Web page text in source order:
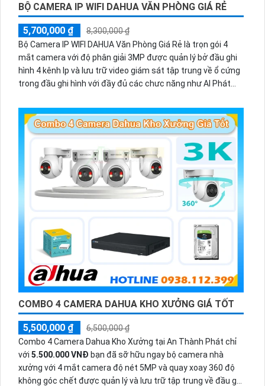
BỘ CAMERA IP WIFI DAHUA VĂN PHÒNG GIÁ RẺ
5,700,000 ₫
8,300,000 ₫
Bộ Camera IP WIFI DAHUA Văn Phòng Giá Rẻ là trọn gói 4
mắt camera với độ phân giải 3MP được quản lý bở đầu ghi
hình 4 kênh Ip và lưu trữ video giám sát tập trung về ổ cứng
trong đầu ghi hình với đầy đủ các chưc năng như AI Phát
có màu vào ban đêm
COMBO 4 CAMERA DAHUA KHO XƯỞNG GIÁ TỐT
5,500,000 ₫
6,500,000 ₫
Combo 4 Camera Dahua Kho Xưởng tại An Thành Phát chỉ
với 5.500.000 VNĐ bạn đã sỡ hữu ngay bộ camera nhà
xưởng với 4 mắt camera độ nét 5MP và quay xoay 360 độ
không góc chết được quản lý và lưu trữ tập trung về đầu ghi